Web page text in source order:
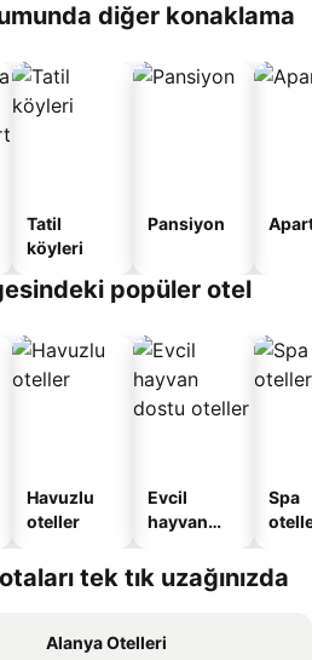
diğer konaklama
Tatil
köyleri
Pansiyon
popüler otel
Havuzlu
oteller
Evcil
hayvan
oteller
Spa
tek tık uzağınızda
Alanya Otelleri